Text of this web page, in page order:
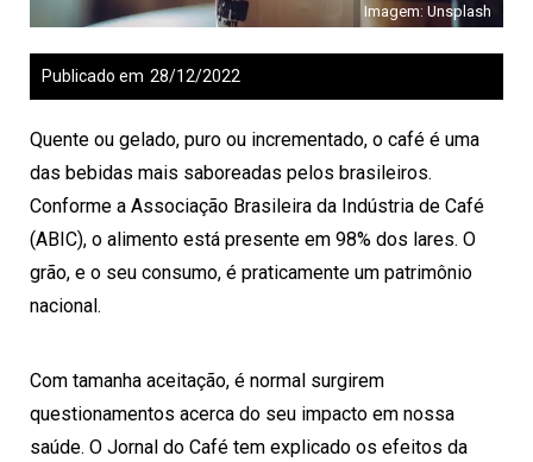
Imagem: Unsplash
28/12/2022
Publicado em
Quente ou gelado, puro ou incrementado, o café é uma
das bebidas mais saboreadas pelos brasileiros.
Conforme a Associação Brasileira da Indústria de Café
(ABIC), o alimento está presente em 98% dos lares. O
grão, e o seu consumo, é praticamente um patrimônio
nacional.
Com tamanha aceitação, é normal surgirem
questionamentos acerca do seu impacto em nossa
saúde. O Jornal do Café tem explicado os efeitos da